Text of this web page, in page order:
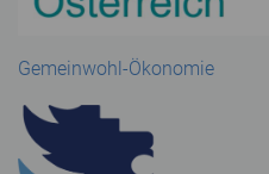
Gemeinwohl-Ökonomie